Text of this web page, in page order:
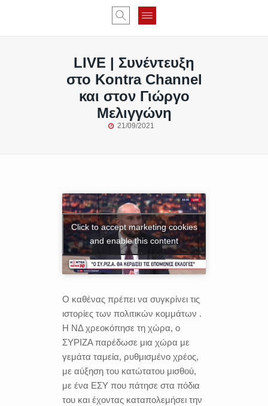
LIVE | Συνέντευξη
στο Kontra Channel
και στον Γιώργο
Μελιγγώνη
21/09/2021
Click to accept marketing cookies
and enable this content
Ο καθένας πρέπει να συγκρίνει τις
ιστορίες των πολιτικών κομμάτων .
Η ΝΔ χρεοκόπησε τη χώρα, ο
ΣΥΡΙΖΑ παρέδωσε μια χώρα με
γεμάτα ταμεία, ρυθμισμένο χρέος,
με αύξηση του κατώτατου μισθού,
με ένα ΕΣΥ που πάτησε στα πόδια
του και έχοντας καταπολεμήσει την